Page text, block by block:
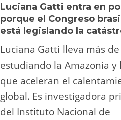
Luciana Gatti entra en
porque el Congreso
está legislando la
Luciana Gatti lleva más
estudiando la Amazonia y
que aceleran el
global. Es investigadora
del Instituto Nacional de